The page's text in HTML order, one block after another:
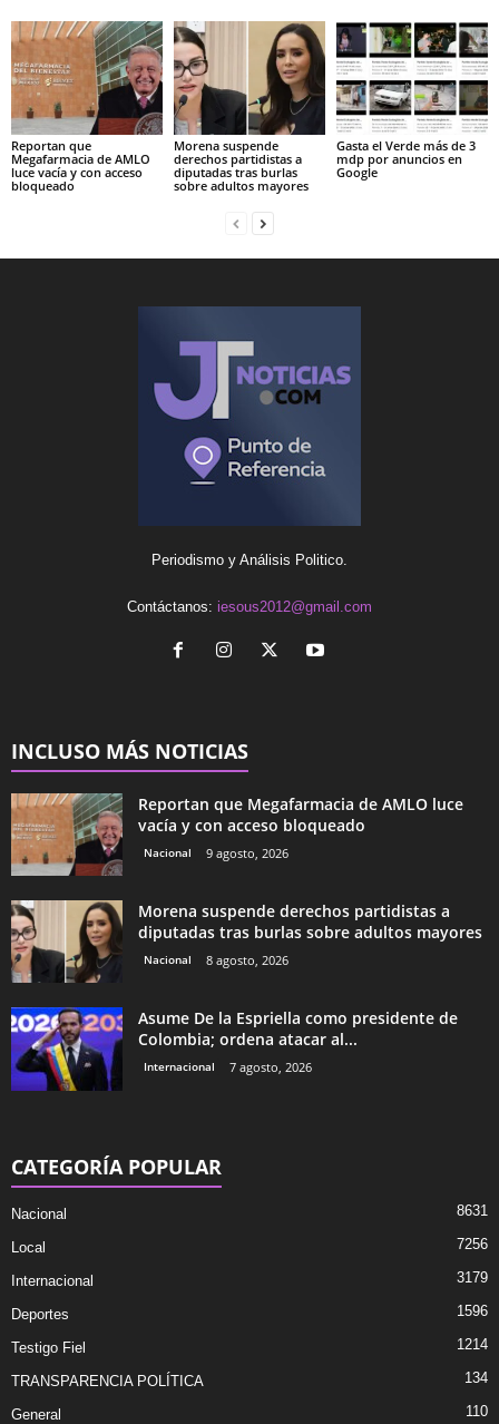
Reportan que
Megafarmacia de AMLO
luce vacía y con acceso
bloqueado
Morena suspende
derechos partidistas a
diputadas tras burlas
sobre adultos mayores
Gasta el Verde más de 3
mdp por anuncios en
Google
Periodismo y Análisis Politico.
Contáctanos: iesous2012@gmail.com
INCLUSO MÁS NOTICIAS
Reportan que Megafarmacia de AMLO luce
vacía y con acceso bloqueado
Nacional 9 agosto, 2026
Morena suspende derechos partidistas a
diputadas tras burlas sobre adultos mayores
Nacional 8 agosto, 2026
Asume De la Espriella como presidente de
Colombia; ordena atacar al...
Internacional 7 agosto, 2026
CATEGORÍA POPULAR
Nacional 8631
Local 7256
Internacional 3179
Deportes 1596
Testigo Fiel 1214
TRANSPARENCIA POLÍTICA 134
General 110